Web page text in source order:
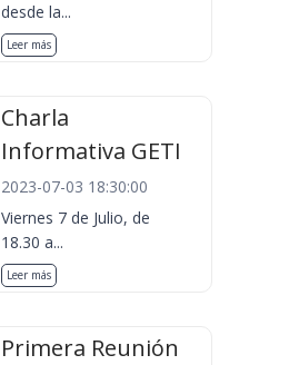
desde la...
Leer más
Charla
Informativa GETI
2023-07-03 18:30:00
Viernes 7 de Julio, de
18.30 a...
Leer más
Primera Reunión